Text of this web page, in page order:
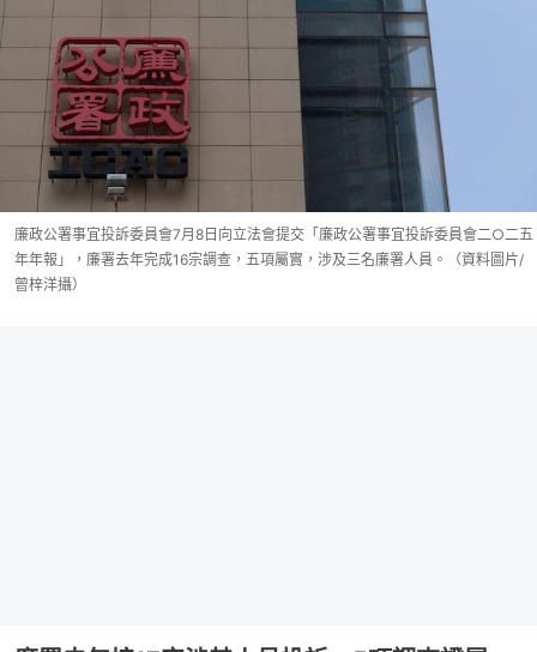
廉政公署事宜投訴委員會7月8日向立法會提交「廉政公署事宜投訴委員會二○二五
年年報」，廉署去年完成16宗調查，五項屬實，涉及三名廉署人員。（資料圖片/
曾梓洋攝）